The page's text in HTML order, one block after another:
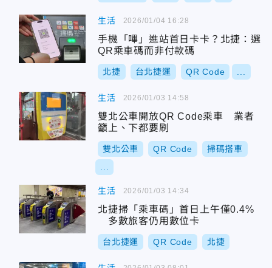
生活
手機「嗶」進站首日卡卡？北捷：選
QR乘車碼而非付款碼
北捷 台北捷運 QR Code
2026/01/04 16:28
生活
雙北公車開放QR Code乘車 業者
籲上、下都要刷
雙北公車 QR Code 掃碼搭車
2026/01/03 14:58
生活
北捷掃「乘車碼」首日上午僅0.4%
多數旅客仍用數位卡
台北捷運 QR Code 北捷
2026/01/03 14:34